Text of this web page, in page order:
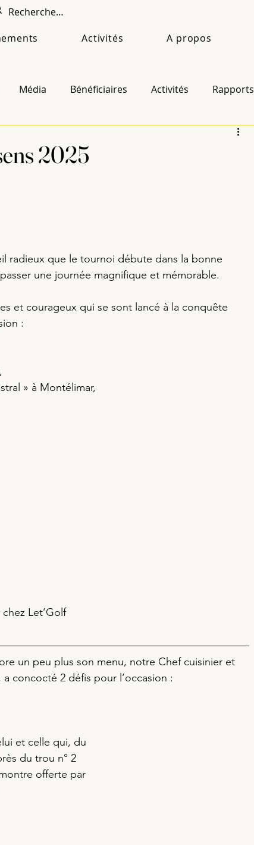
Activités A propos
Média Bénéficiaires Activités Rapports
2025
radieux que le tournoi débute dans la bonne
une journée magnifique et mémorable.
et courageux qui se sont lancé à la conquête
:
» à Montélimar,
Let’Golf
un peu plus son menu, notre Chef cuisinier et
concocté 2 défis pour l’occasion :
et celle qui, du
du trou n° 2
offerte par